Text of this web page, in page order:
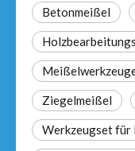
Betonmeißel
Ziegelmeißel
Werkzeugset für